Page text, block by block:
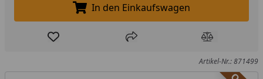
In den Einkaufswagen legen
In den Einkaufswagen
Produkt zur Wunschliste hinzufügen
Teilen Produkt
Artikel-Nr.: 871499